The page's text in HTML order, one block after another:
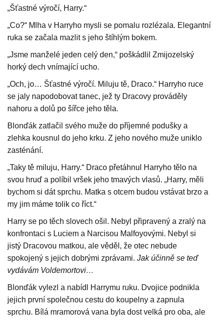
„Šťastné výročí, Harry.“
„Co?“ Mlha v Harryho mysli se pomalu rozlézala. Elegantní
ruka se začala mazlit s jeho štíhlým bokem.
„Jsme manželé jeden celý den,“ poškádlil Zmijozelský
horký dech vnímající ucho.
„Och, jo… Šťastné výročí. Miluju tě, Draco.“ Harryho ruce
se jaly napodobovat tanec, jež ty Dracovy prováděly
nahoru a dolů po šířce jeho těla.
Blonďák zatlačil svého muže do příjemné podušky a
zlehka kousnul do jeho krku. Z jeho nového muže uniklo
zasténání.
„Taky tě miluju, Harry.“ Draco přetáhnul Harryho tělo na
svou hruď a políbil vršek jeho tmavých vlasů. „Harry, měli
bychom si dát sprchu. Matka s otcem budou vstávat brzo a
my jim máme tolik co říct.“
Harry se po těch slovech ošil. Nebyl připravený a zralý na
konfrontaci s Luciem a Narcisou Malfoyovými. Nebyl si
jistý Dracovou matkou, ale věděl, že otec nebude
spokojený s jejich dobrými zprávami. Jak účinně se teď
vydávám Voldemortovi…
Blonďák vylezl a nabídl Harrymu ruku. Dvojice podnikla
jejich první společnou cestu do koupelny a zapnula
sprchu. Bílá mramorová vana byla dost velká pro oba, ale